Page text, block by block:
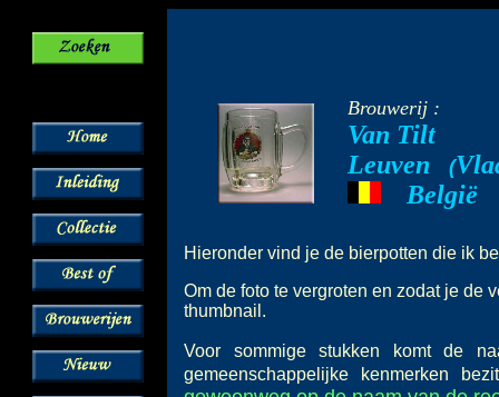
Brouwerij :
Van Tilt
Leuven
(
België
Hieronder vind je de bierpotten die ik
Om de foto te vergroten en zodat je de
thumbnail.
Voor sommige stukken komt de
gemeenschappelijke kenmerken